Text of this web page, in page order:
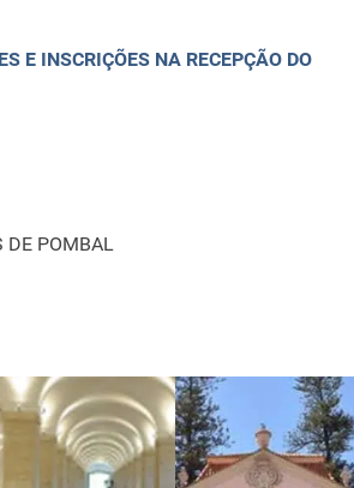
E INSCRIÇÕES NA RECEPÇÃO DO
DE POMBAL